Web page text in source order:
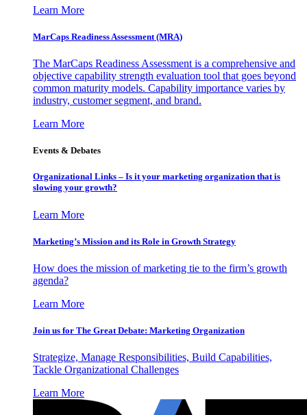
Learn More
MarCaps Readiness Assessment (MRA)
The MarCaps Readiness Assessment is a comprehensive and
objective capability strength evaluation tool that goes beyond
common maturity models. Capability importance varies by
industry, customer segment, and brand.
Learn More
Events & Debates
Organizational Links – Is it your marketing organization that is
slowing your growth?
Learn More
Marketing’s Mission and its Role in Growth Strategy
How does the mission of marketing tie to the firm’s growth
agenda?
Learn More
Join us for The Great Debate: Marketing Organization
Strategize, Manage Responsibilities, Build Capabilities,
Tackle Organizational Challenges
Learn More